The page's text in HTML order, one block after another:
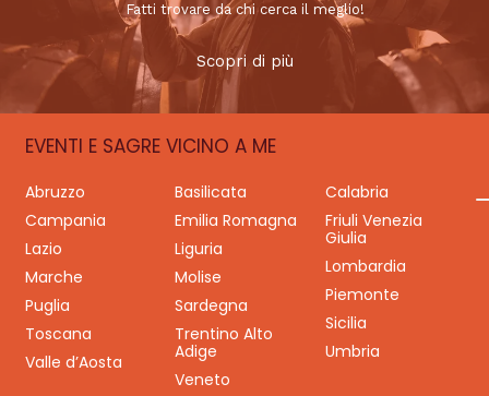
Fatti trovare da chi cerca il meglio!
Scopri di più
EVENTI E SAGRE VICINO A ME
Abruzzo Basilicata
Calabria
Campania
Emilia Romagna
Friuli Venezia
Giulia
Lazio
Liguria
Lombardia
Marche
Molise
Piemonte
Puglia
Sardegna
Sicilia
Toscana
Trentino Alto
Adige
Umbria
Valle d’Aosta
Veneto